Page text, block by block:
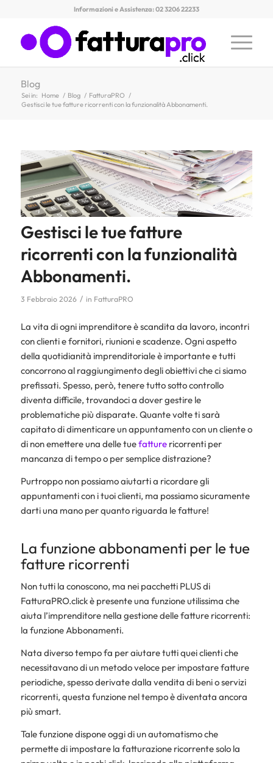
Informazioni e Assistenza: 02 3206 22233
Blog
Sei in: Home / Blog / FatturaPRO /
Gestisci le tue fatture ricorrenti con la funzionalità Abbonamenti.
Gestisci le tue fatture
ricorrenti con la funzionalità
Abbonamenti.
3 Febbraio 2026 / in FatturaPRO
La vita di ogni imprenditore è scandita da lavoro, incontri
con clienti e fornitori, riunioni e scadenze. Ogni aspetto
della quotidianità imprenditoriale è importante e tutti
concorrono al raggiungimento degli obiettivi che ci siamo
prefissati. Spesso, però, tenere tutto sotto controllo
diventa difficile, trovandoci a dover gestire le
problematiche più disparate. Quante volte ti sarà
capitato di dimenticare un appuntamento con un cliente o
di non emettere una delle tuefatturericorrenti per
mancanza di tempo o per semplice distrazione?
Purtroppo non possiamo aiutarti a ricordare gli
appuntamenti con i tuoi clienti, ma possiamo sicuramente
darti una mano per quanto riguarda le fatture!
La funzione abbonamenti per le tue
fatture ricorrenti
Non tutti la conoscono, ma nei pacchetti PLUS di
FatturaPRO.click è presente una funzione utilissima che
aiuta l’imprenditore nella gestione delle fatture ricorrenti:
la funzione Abbonamenti.
Nata diverso tempo fa per aiutare tutti quei clienti che
necessitavano di un metodo veloce per impostare fatture
periodiche, spesso derivate dalla vendita di beni o servizi
ricorrenti, questa funzione nel tempo è diventata ancora
più smart.
Tale funzione dispone oggi di un automatismo che
permette di impostare la fatturazione ricorrente solo la